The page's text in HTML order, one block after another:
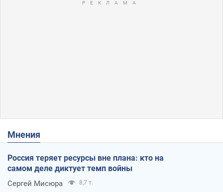
Мнения
Россия теряет ресурсы вне плана: кто на
самом деле диктует темп войны
Сергей Мисюра 8,7 т.